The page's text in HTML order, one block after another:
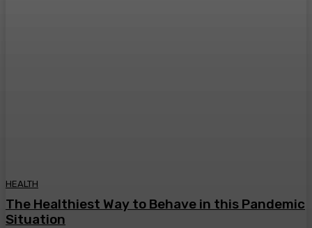
HEALTH
The Healthiest Way to Behave in this Pandemic
Situation